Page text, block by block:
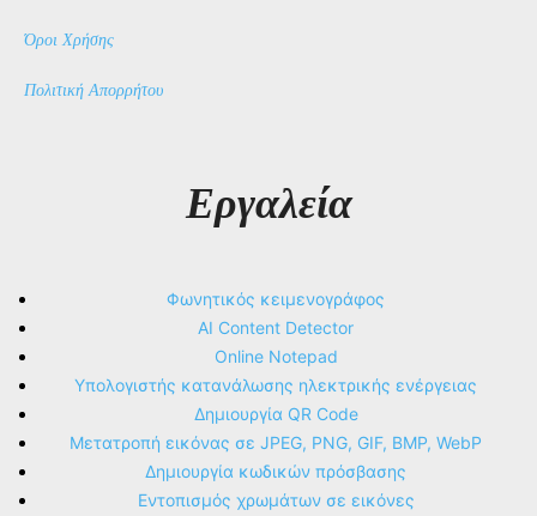
Όροι Χρήσης
Πολιτική Απορρήτου
Εργαλεία
Φωνητικός κειμενογράφος
AI Content Detector
Online Notepad
Υπολογιστής κατανάλωσης ηλεκτρικής ενέργειας
Δημιουργία QR Code
Μετατροπή εικόνας σε JPEG, PNG, GIF, BMP, WebP
Δημιουργία κωδικών πρόσβασης
Εντοπισμός χρωμάτων σε εικόνες